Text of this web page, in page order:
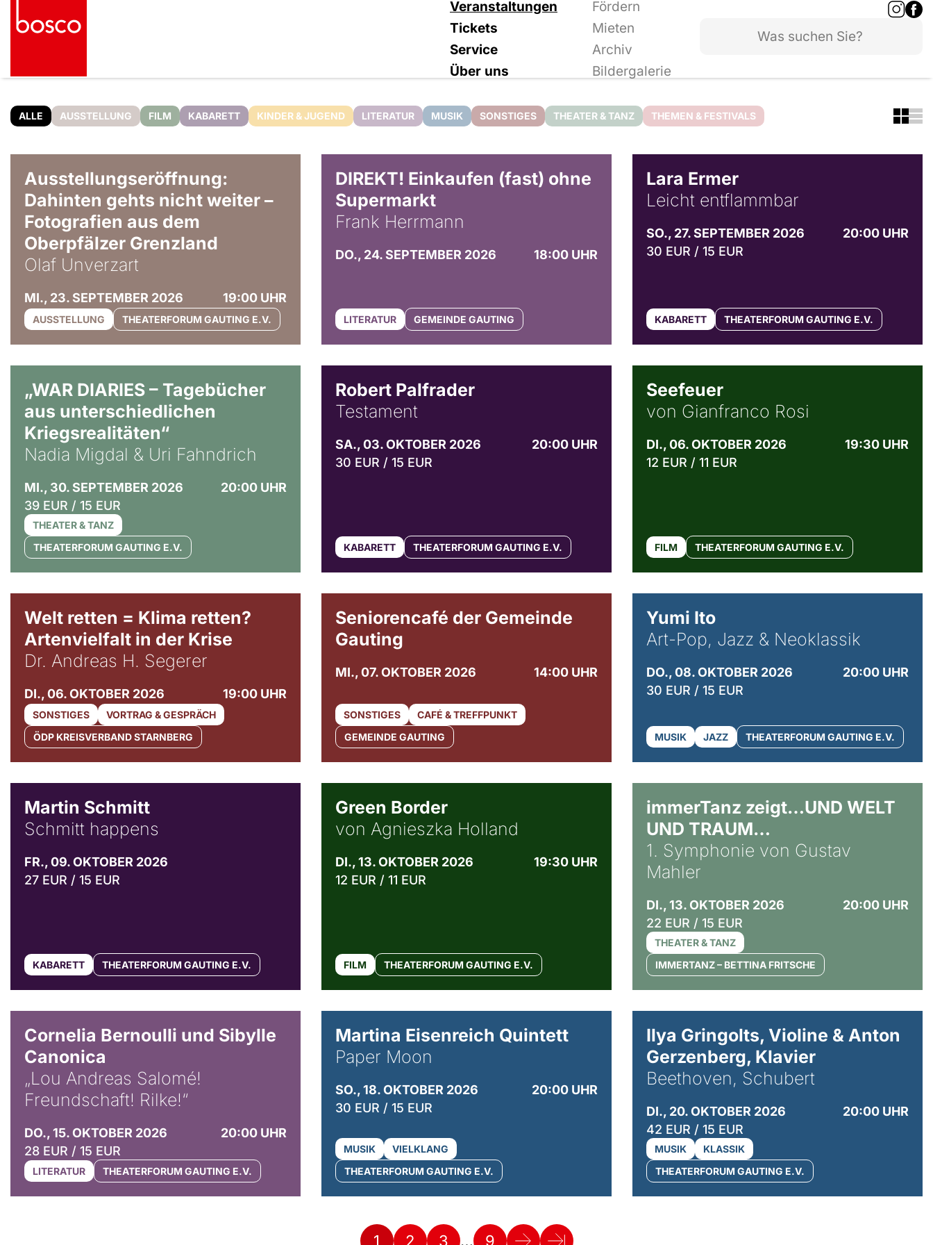
Veranstaltungen
Fördern
Tickets
Mieten
Service
Archiv
Über uns
Bildergalerie
ALLE AUSSTELLUNG FILM KABARETT KINDER & JUGEND LITERATUR MUSIK SONSTIGES THEATER & TANZ THEMEN & FESTIVALS
Ausstellungseröffnung:
Dahinten gehts nicht weiter –
Fotografien aus dem
Oberpfälzer Grenzland
Olaf Unverzart
MI., 23. SEPTEMBER 2026 19:00 UHR
AUSSTELLUNG THEATERFORUM GAUTING E.V.
DIREKT! Einkaufen (fast) ohne
Supermarkt
Frank Herrmann
DO., 24. SEPTEMBER 2026 18:00 UHR
LITERATUR GEMEINDE GAUTING
Lara Ermer
Leicht entflammbar
SO., 27. SEPTEMBER 2026
20:00 UHR
30 EUR / 15 EUR
KABARETT THEATERFORUM GAUTING E.V.
„WAR DIARIES – Tagebücher
aus unterschiedlichen
Kriegsrealitäten“
Nadia Migdal & Uri Fahndrich
MI., 30. SEPTEMBER 2026
20:00 UHR
39 EUR / 15 EUR
THEATER & TANZ
THEATERFORUM GAUTING E.V.
Robert Palfrader
Testament
SA., 03. OKTOBER 2026
20:00 UHR
30 EUR / 15 EUR
KABARETT THEATERFORUM GAUTING E.V.
Seefeuer
von Gianfranco Rosi
DI., 06. OKTOBER 2026
19:30 UHR
12 EUR / 11 EUR
FILM THEATERFORUM GAUTING E.V.
Welt retten = Klima retten?
Artenvielfalt in der Krise
Dr. Andreas H. Segerer
DI., 06. OKTOBER 2026 19:00 UHR
SONSTIGES
VORTRAG & GESPRÄCH
ÖDP KREISVERBAND STARNBERG
Seniorencafé der Gemeinde
Gauting
MI., 07. OKTOBER 2026 14:00 UHR
SONSTIGES
CAFÉ & TREFFPUNKT
GEMEINDE GAUTING
Yumi Ito
Art-Pop, Jazz & Neoklassik
DO., 08. OKTOBER 2026
20:00 UHR
30 EUR / 15 EUR
MUSIK JAZZ THEATERFORUM GAUTING E.V.
Martin Schmitt
Schmitt happens
FR., 09. OKTOBER 2026
27 EUR / 15 EUR
KABARETT THEATERFORUM GAUTING E.V.
Green Border
von Agnieszka Holland
DI., 13. OKTOBER 2026
19:30 UHR
12 EUR / 11 EUR
FILM THEATERFORUM GAUTING E.V.
immerTanz zeigt…UND WELT
UND TRAUM…
1. Symphonie von Gustav
Mahler
DI., 13. OKTOBER 2026
20:00 UHR
22 EUR / 15 EUR
THEATER & TANZ
IMMERTANZ – BETTINA FRITSCHE
Cornelia Bernoulli und Sibylle
Canonica
„Lou Andreas Salomé!
Freundschaft! Rilke!“
DO., 15. OKTOBER 2026
20:00 UHR
28 EUR / 15 EUR
LITERATUR THEATERFORUM GAUTING E.V.
Martina Eisenreich Quintett
Paper Moon
SO., 18. OKTOBER 2026
20:00 UHR
30 EUR / 15 EUR
MUSIK
VIELKLANG
THEATERFORUM GAUTING E.V.
Ilya Gringolts, Violine & Anton
Gerzenberg, Klavier
Beethoven, Schubert
DI., 20. OKTOBER 2026
20:00 UHR
42 EUR / 15 EUR
MUSIK
KLASSIK
THEATERFORUM GAUTING E.V.
1 2 3 … 9